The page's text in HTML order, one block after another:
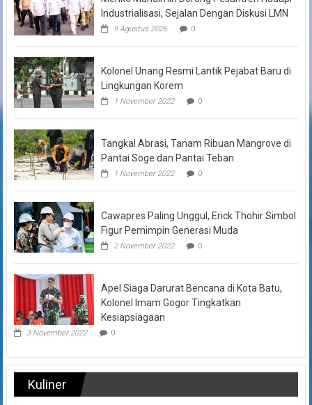
Industrialisasi, Sejalan Dengan Diskusi LMN
9 Agustus 2026 0
Kolonel Unang Resmi Lantik Pejabat Baru di
Lingkungan Korem
1 November 2022 0
Tangkal Abrasi, Tanam Ribuan Mangrove di
Pantai Soge dan Pantai Teban
1 November 2022 0
Cawapres Paling Unggul, Erick Thohir Simbol
Figur Pemimpin Generasi Muda
2 November 2022 0
Apel Siaga Darurat Bencana di Kota Batu,
Kolonel Imam Gogor Tingkatkan
Kesiapsiagaan
3 November 2022 0
Kuliner